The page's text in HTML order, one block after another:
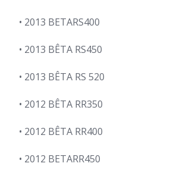
• 2013 BETARS400
• 2013 BÊTA RS450
• 2013 BÊTA RS 520
• 2012 BÊTA RR350
• 2012 BÊTA RR400
• 2012 BETARR450